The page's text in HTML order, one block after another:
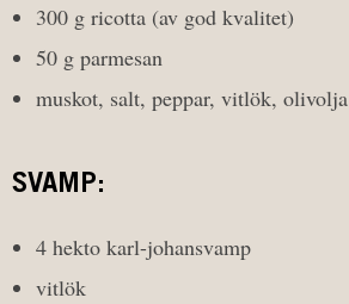
300 g ricotta (av god kvalitet)
50 g parmesan
muskot, salt, peppar, vitlök, olivolja
SVAMP:
4 hekto karl-johansvamp
vitlök